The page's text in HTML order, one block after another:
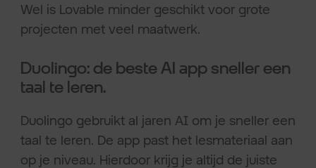
Wel is Lovable minder geschikt voor grote
projecten met veel maatwerk.
Duolingo: de beste AI app sneller een
taal te leren.
Duolingo gebruikt al jaren AI om je sneller een
taal te leren. De app past het lesmateriaal aan
op je niveau. Hierdoor krijg je altijd de juiste